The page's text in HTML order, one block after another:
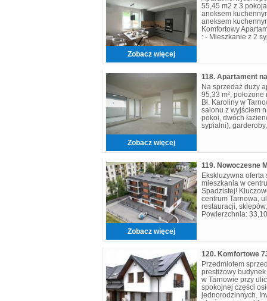
Zobacz więcej
55,45 m2 z 3
aneksem
aneksem
Komfortowy
: - Mieszkanie z 2
Zobacz więcej
Na sprzedaż duży
95,33 m²,
Bł. Karoliny w
salonu z wyjściem
pokoi, dwóch
sypialni),
Zobacz więcej
Ekskluzywna
mieszkania w
Spadzistej!
centrum Tarnowa,
restauracji,
Powierzchnia:
Przedmiotem
prestiżowy
w Tarnowie przy
spokojnej części
jednorodzinnych.